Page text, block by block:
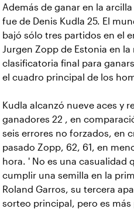
Además de ganar en la
fue de Denis Kudla 25. El
bajó sólo tres partidos en el
Jurgen Zopp de Estonia en la
clasificatoria final para
el cuadro principal de los
Kudla alcanzó nueve aces y
ganadores 22 , en
seis errores no forzados, en
pasado Zopp, 62, 61, en
hora. ' No es una casualidad
cumplir una semilla en la
Roland Garros, su tercera
sorteo principal, pero es